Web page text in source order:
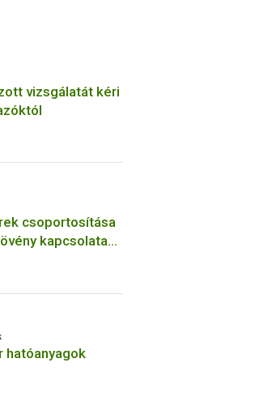
vizsgálatát kéri
csoportosítása
kapcsolata
hatóanyagok